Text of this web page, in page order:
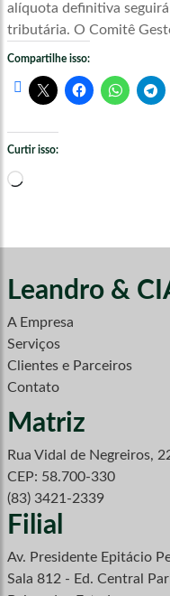
alíquota definitiva
tributária. O Comitê
Compartilhe isso:
Curtir isso:
Carregando...
Leandro &
A Empresa
Serviços
Clientes e Parceiros
Contato
Matriz
Rua Vidal de Negreiros,
CEP: 58.700-330
(83) 3421-2339
Filial
Av. Presidente Epitácio
Sala 812 - Ed. Central